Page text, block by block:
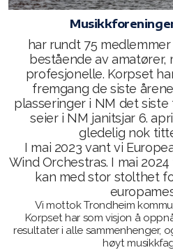
har rundt 75
bestående av amatører,
profesjonelle. Korpset
fremgang de siste
plasseringer i NM det
seier i NM janitsjar 6.
gledelig nok
I mai 2023 vant vi
Wind Orchestras. I mai
kan med stor stolthet
Vi mottok Trondheim
Korpset har som visjon å
resultater i alle sammenhenger,
høyt
Støttemedlem
Leie utstyr
Grasrotandelen
Spille med oss?
Styret